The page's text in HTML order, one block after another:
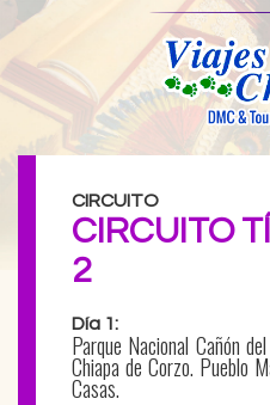
CIRCUITO
CIRCUITO
2
Día 1:
Parque Nacional Cañón
Chiapa de Corzo. Pueblo
Casas.